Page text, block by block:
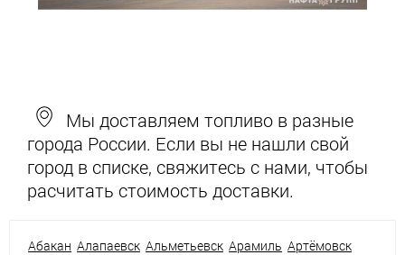
Мы доставляем топливо в разные
города России. Если вы не нашли свой
город в списке, свяжитесь с нами, чтобы
расчитать стоимость доставки.
Абакан Алапаевск Альметьевск Арамиль Артёмовск